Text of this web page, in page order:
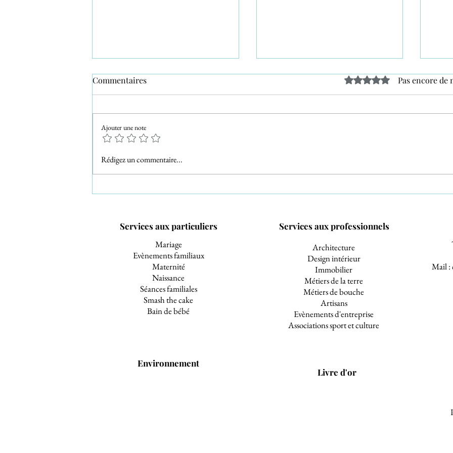
Le mariage de Fanny et
Commentaires Noté 0 étoile sur 5.Pas encore de
Ajouter une note
Rédigez un commentaire...
Services aux particuliers
Mariage
Evènements familiaux
Maternité
Naissance
Séances familiales
Smash the cake
Bain de bébé
Services aux professionnels
Architecture
Design intérieur
Immobilier
Métiers de la terre
Métiers de bouche
Artisans
Evènements d'entreprise
Associations sport et culture
Mail :
Environnement
Livre d'or